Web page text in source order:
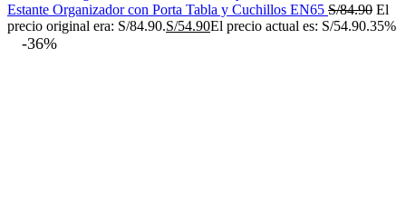
Estante Organizador con Porta Tabla y Cuchillos EN65 S/84.90 El
precio original era: S/84.90.S/54.90El precio actual es: S/54.90.35%
-36%